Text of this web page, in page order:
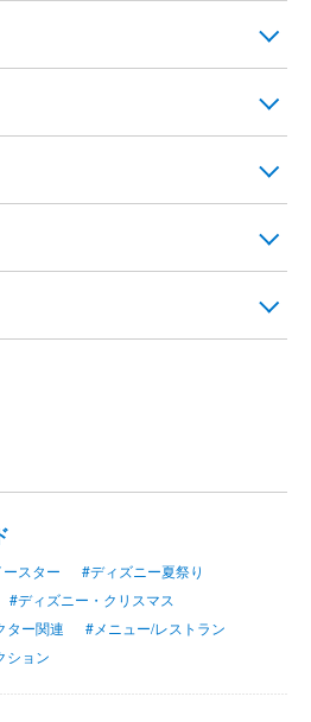
スター
#ディズニー夏祭り
#ディズニー・クリスマス
ター関連
#メニュー/レストラン
ション